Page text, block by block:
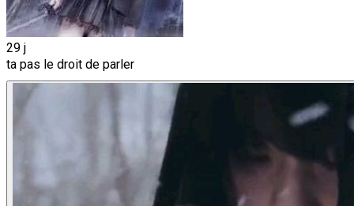
29 j
ta pas le droit de parler